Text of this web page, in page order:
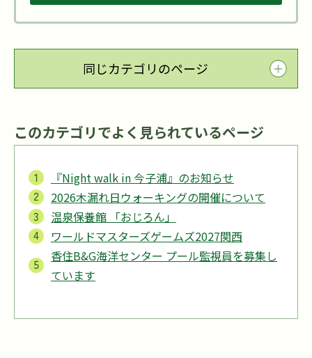
同じカテゴリのページ
このカテゴリでよく見られているページ
『Night walk in 今子浦』のお知らせ
2026木漏れ日ウォーキングの開催について
温泉保養館 「おじろん」
ワールドマスターズゲームズ2027関西
香住B&G海洋センター プール監視員を募集し
ています